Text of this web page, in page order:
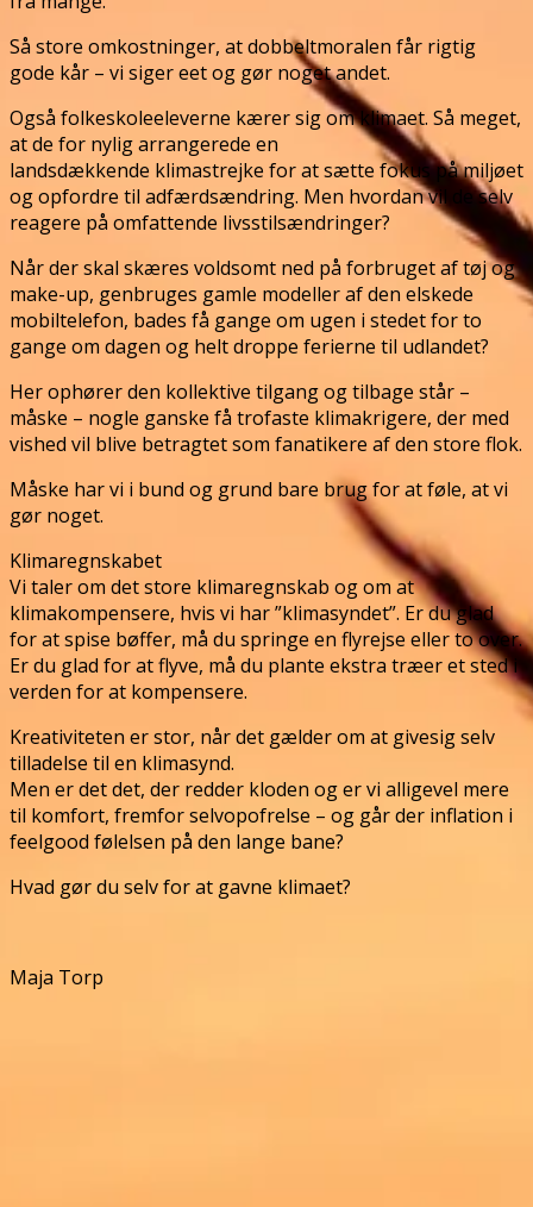
Så store omkostninger, at dobbeltmoralen får rigtig
gode kår – vi siger eet og gør noget andet.
Også folkeskoleeleverne kærer sig om klimaet. Så meget,
at de for nylig arrangerede en
landsdækkende klimastrejke for at sætte fokus på miljøet
og opfordre til adfærdsændring. Men hvordan vil de selv
reagere på omfattende livsstilsændringer?
Når der skal skæres voldsomt ned på forbruget af tøj og
make-up, genbruges gamle modeller af den elskede
mobiltelefon, bades få gange om ugen i stedet for to
gange om dagen og helt droppe ferierne til udlandet?
Her ophører den kollektive tilgang og tilbage står –
måske – nogle ganske få trofaste klimakrigere, der med
vished vil blive betragtet som fanatikere af den store flok.
Måske har vi i bund og grund bare brug for at føle, at vi
gør noget.
Klimaregnskabet
Vi taler om det store klimaregnskab og om at
klimakompensere, hvis vi har ”klimasyndet”. Er du glad
for at spise bøffer, må du springe en flyrejse eller to over.
Er du glad for at flyve, må du plante ekstra træer et sted i
verden for at kompensere.
Kreativiteten er stor, når det gælder om at givesig selv
tilladelse til en klimasynd.
Men er det det, der redder kloden og er vi alligevel mere
til komfort, fremfor selvopofrelse – og går der inflation i
feelgood følelsen på den lange bane?
Hvad gør du selv for at gavne klimaet?
Maja Torp